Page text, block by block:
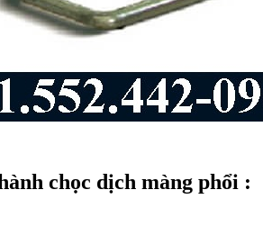
chọc dịch màng phổi :